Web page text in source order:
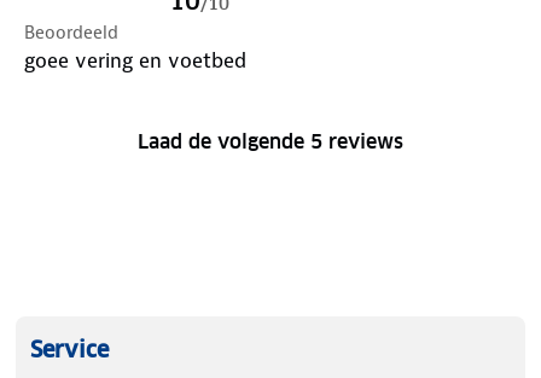
Beoordeeld
goee vering en voetbed
Laad de volgende 5 reviews
Service